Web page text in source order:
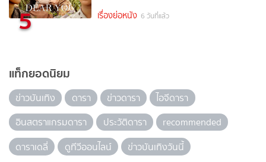
5 เรื่องย่อหนัง 6 วันที่แล้ว
แท็กยอดนิยม
ข่าวบันเทิง ดารา ข่าวดารา
ไอจีดารา
อินสตราแกรมดารา
ประวัติดารา
recommended
ดาราเดลี่
ดูทีวีออนไลน์ ข่าวบันเทิงวันนี้